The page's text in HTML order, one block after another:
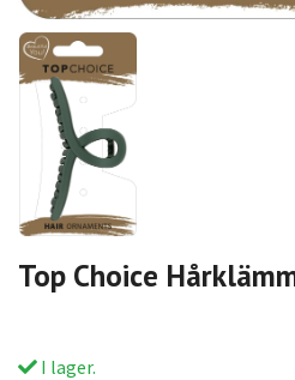
Top Choice
I lager.